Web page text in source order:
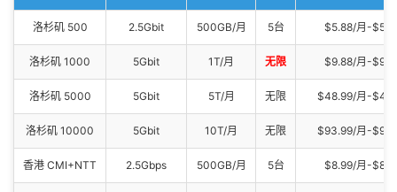
洛杉矶 500 2.5Gbit 500GB/月 5台 $5.88/月-
洛杉矶 1000 5Gbit 1T/月 无限 $9.88/月-
洛杉矶 5000 5Gbit 5T/月 无限 $48.99/月-
洛杉矶 10000 5Gbit 10T/月 无限 $93.99/月-
香港 CMI+NTT 2.5Gbps 500GB/月 5台 $8.99/月-